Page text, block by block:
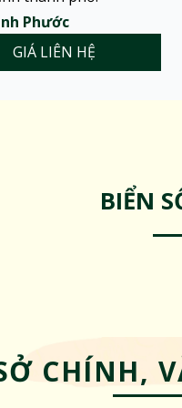
Phước
GIÁ LIÊN HỆ
BIỂN
CHÍNH,